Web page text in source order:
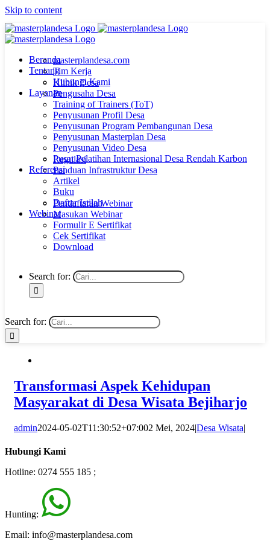
Skip to content
Beranda
Tentang
masterplandesa.com
Tim Kerja
Hubungi Kami
Layanan
Klinik Desa
Pengusaha Desa
Training of Trainers (ToT)
Penyusunan Profil Desa
Penyusunan Program Pembangunan Desa
Penyusunan Masterplan Desa
Penyusunan Video Desa
Pusat Pelatihan Internasional Desa Rendah Karbon
Referensi
Regulasi
Panduan Infrastruktur Desa
Artikel
Buku
Daftar Istilah
Webinar
Pendaftaran Webinar
Masukan Webinar
Formulir E Sertifikat
Cek Sertifikat
Download
Search for:
Search for:
Transformasi Aspek Kehidupan
Masyarakat di Desa Wisata Bejiharjo
admin2024-05-02T11:30:52+07:002 Mei, 2024|Desa Wisata|
Hubungi Kami
Hotline: 0274 555 185 ;
Hunting:
Email: info@masterplandesa.com